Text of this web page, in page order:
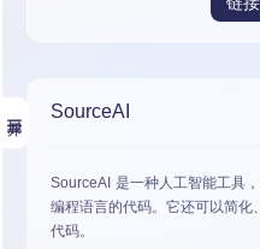
SourceAI
SourceAI 是一种人工智能工具
编程语言的代码。它还可以简化
代码。